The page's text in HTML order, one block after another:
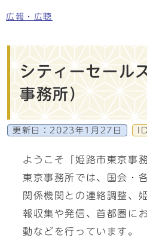
広報・広聴
シティーセール
事務所）
更新日： 2023年1月27日
ようこそ「姫路市東京事
東京事務所では、国会・
関係機関との連絡調整、
報収集や発信、首都圏に
動などを行っています。